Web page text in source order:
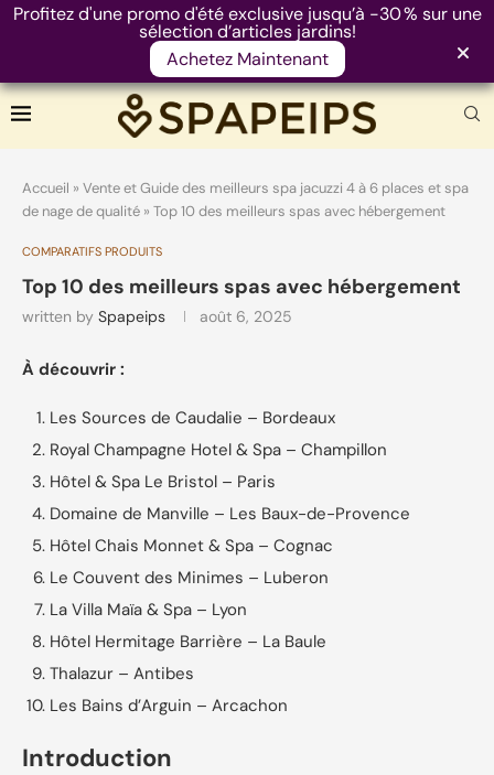
Profitez d'une promo d'été exclusive jusqu’à -30 % sur une
sélection d’articles jardins!
Achetez Maintenant
Accueil » Vente et Guide des meilleurs spa jacuzzi 4 à 6 places et spa
de nage de qualité » Top 10 des meilleurs spas avec hébergement
COMPARATIFS PRODUITS
Top 10 des meilleurs spas avec hébergement
written by Spapeips août 6, 2025
À découvrir :
Les Sources de Caudalie – Bordeaux
Royal Champagne Hotel & Spa – Champillon
Hôtel & Spa Le Bristol – Paris
Domaine de Manville – Les Baux-de-Provence
Hôtel Chais Monnet & Spa – Cognac
Le Couvent des Minimes – Luberon
La Villa Maïa & Spa – Lyon
Hôtel Hermitage Barrière – La Baule
Thalazur – Antibes
Les Bains d’Arguin – Arcachon
Introduction